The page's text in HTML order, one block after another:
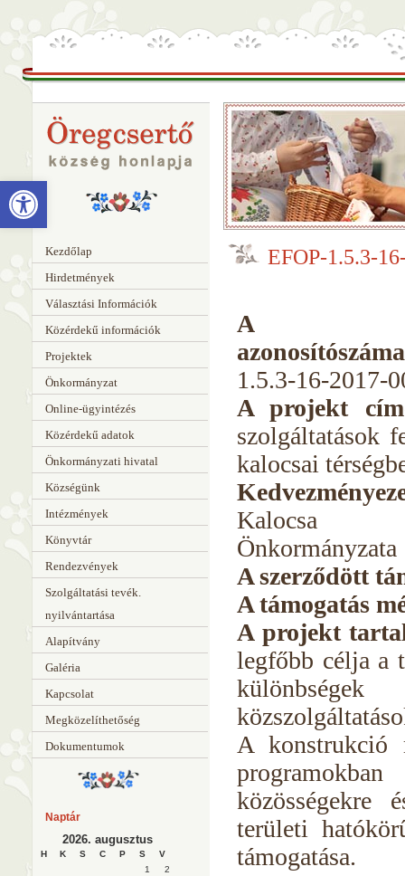
Eszköztár megnyitása
EFOP-1.5.3-
A
1.5.3-16-2017-
A projekt
szolgáltatások
kalocsai
Kalocsa
Önkormányzata
A szerződött
A támogatás
A projekt
legfőbb célja a
A konstrukció
közösségekre
területi
támogatása.
Kezdőlap
Hirdetmények
Választási Információk
Közérdekű információk
Projektek
Önkormányzat
Online-ügyintézés
Közérdekű adatok
Önkormányzati hivatal
Községünk
Intézmények
Könyvtár
Rendezvények
Szolgáltatási tevék.
nyilvántartása
Alapítvány
Galéria
Kapcsolat
Megközelíthetőség
Dokumentumok
Naptár
2026. augusztus
H K S C P S V
1
2